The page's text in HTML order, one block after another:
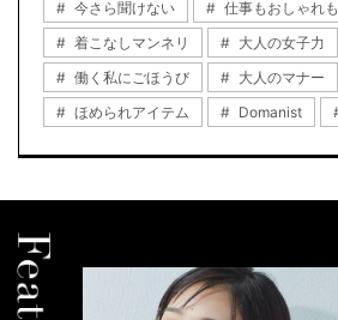
今さら聞けない 仕事もおしゃれも
着こなしマンネリ
大人の女子力
働く私にごほうび
大人のマナー
ほめられアイテム
Domanist